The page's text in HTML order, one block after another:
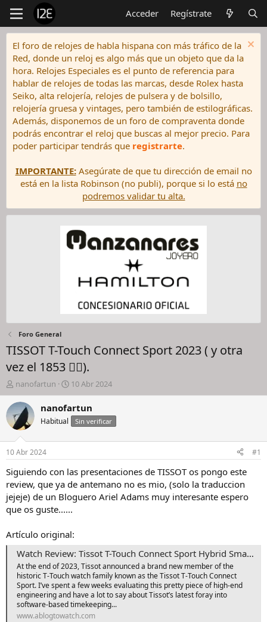
Acceder Regístrate
El foro de relojes de habla hispana con más tráfico de la
Red, donde un reloj es algo más que un objeto que da la
hora. Relojes Especiales es el punto de referencia para
hablar de relojes de todas las marcas, desde Rolex hasta
Seiko, alta relojería, relojes de pulsera y de bolsillo,
relojería gruesa y vintages, pero también de estilográficas.
Además, disponemos de un foro de compraventa donde
podrás encontrar el reloj que buscas al mejor precio. Para
poder participar tendrás que registrarte.
IMPORTANTE:Asegúrate de que tu dirección de email no
está en la lista Robinson (no publi), porque si lo está no
podremos validar tu alta.
Foro General
TISSOT T-Touch Connect Sport 2023 ( y otra
vez el 1853 🤷‍♀️).
I
n
i
c
i
a
d
o
r
d
e
l
h
l
o
nanofartun
F
e
c
h
a
i
n
i
c
i
o
10 Abr 2024
nanofartun
Habitual Sin verificar
10 Abr 2024 #1
Siguiendo con las presentaciones de TISSOT os pongo este
review, que ya de antemano no es mio, (solo la traduccion
jejeje) de un Bloguero Ariel Adams muy interesante espero
que os guste......
Artículo original:
Watch Review: Tissot T-Touch Connect Sport Hybrid Smartwatch
At the end of 2023, Tissot announced a brand new member of the
historic T-Touch watch family known as the Tissot T-Touch Connect
Sport. I’ve spent a few weeks evaluating this pretty piece of high-end
engineering and have a lot to say about Tissot’s latest foray into
software-based timekeeping...
www.ablogtowatch.com